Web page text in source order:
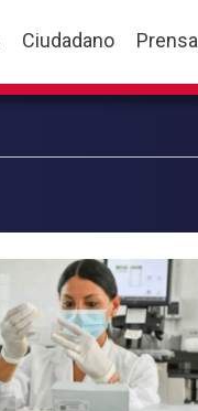
Ciudadano Prensa